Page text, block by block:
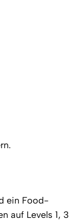
ein Food-
auf Levels 1, 3